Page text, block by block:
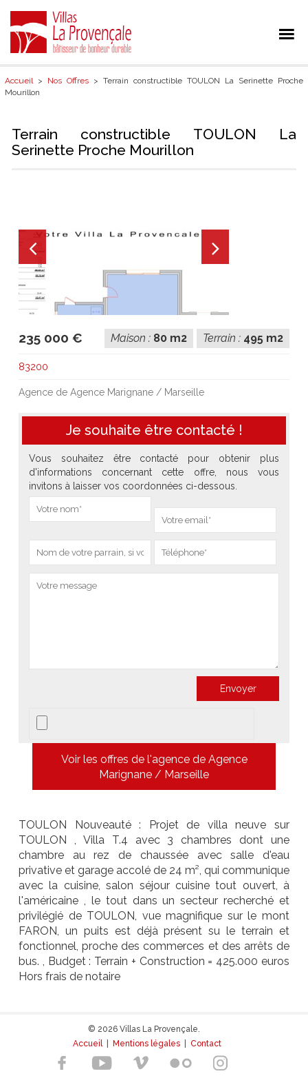
Accueil> Nos Offres > Terrain constructible TOULON La Serinette Proche
Mourillon
Terrain constructible TOULON La
Serinette Proche Mourillon
235 000 € Terrain : 495 m2
Maison : 80 m2
83200
Agence de Agence Marignane / Marseille
Je souhaite être contacté !
Vous souhaitez être contacté pour obtenir plus
d'informations concernant cette offre, nous vous
invitons à laisser vos coordonnées ci-dessous.
Voir les offres de l'agence de Agence
Marignane / Marseille
TOULON Nouveauté : Projet de villa neuve sur
TOULON , Villa T.4 avec 3 chambres dont une
chambre au rez de chaussée avec salle d'eau
privative et garage accolé de 24 m², qui communique
avec la cuisine, salon séjour cuisine tout ouvert, à
l'américaine , le tout dans un secteur recherché et
privilégié de TOULON, vue magnifique sur le mont
FARON, un puits est déjà présent su le terrain et
fonctionnel, proche des commerces et des arrêts de
bus. , Budget : Terrain + Construction = 425.000 euros
Hors frais de notaire
© 2026 Villas La Provençale.
Accueil| Mentions légales Contact